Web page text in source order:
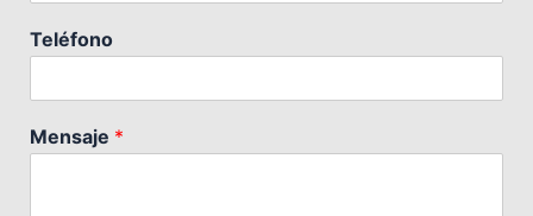
Teléfono
Mensaje *